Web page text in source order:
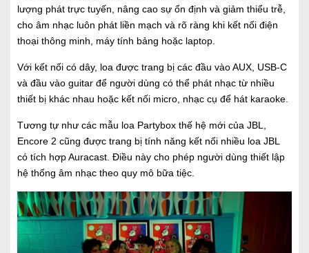
lượng phát trực tuyến, nâng cao sự ổn định và giảm thiểu trễ,
cho âm nhạc luôn phát liền mạch và rõ ràng khi kết nối điện
thoại thông minh, máy tính bảng hoặc laptop.
Với kết nối có dây, loa được trang bị các đầu vào AUX, USB-C
và đầu vào guitar để người dùng có thể phát nhạc từ nhiều
thiết bị khác nhau hoặc kết nối micro, nhạc cụ để hát karaoke.
Tương tự như các mẫu loa Partybox thế hệ mới của JBL,
Encore 2 cũng được trang bị tính năng kết nối nhiều loa JBL
có tích hợp Auracast. Điều này cho phép người dùng thiết lập
hệ thống âm nhạc theo quy mô bữa tiệc.